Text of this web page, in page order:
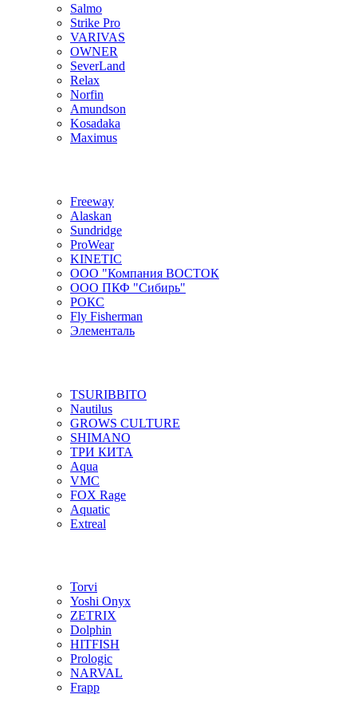
Salmo
Strike Pro
VARIVAS
OWNER
SeverLand
Relax
Norfin
Amundson
Kosadaka
Maximus
Freeway
Alaskan
Sundridge
ProWear
KINETIC
ООО "Компания ВОСТОК
ООО ПКФ "Сибирь"
РОКС
Fly Fisherman
Элементаль
TSURIBBITO
Nautilus
GROWS CULTURE
SHIMANO
ТРИ КИТА
Aqua
VMC
FOX Rage
Aquatic
Extreal
Torvi
Yoshi Onyx
ZETRIX
Dolphin
HITFISH
Prologic
NARVAL
Frapp